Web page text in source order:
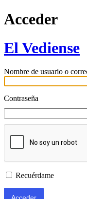
Acceder
El Vediense
Nombre de usuario o
Contraseña
Recuérdame